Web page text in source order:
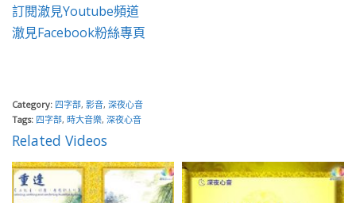
訂閱澈見Youtube頻道
澈見Facebook粉絲專頁
Category: 四字部, 影音, 深夜心音
Tags: 四字部, 時大音樂, 深夜心音
Related Videos